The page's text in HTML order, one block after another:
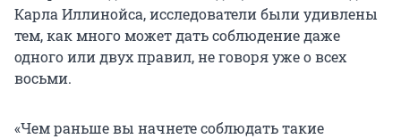
Карла Иллинойса, исследователи были удивлены
тем, как много может дать соблюдение даже
одного или двух правил, не говоря уже о всех
восьми.
«Чем раньше вы начнете соблюдать такие